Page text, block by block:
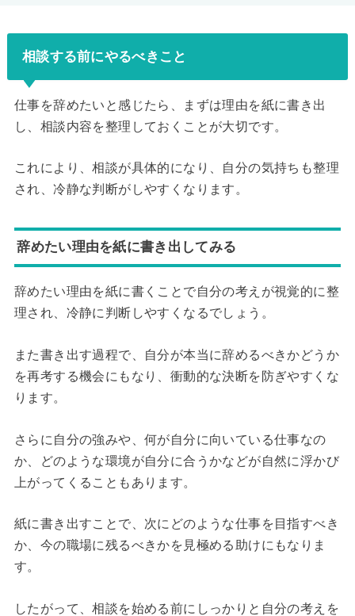
相談する前にやるべきこと
仕事を辞めたいと感じたら、まずは理由を紙に書き出
し、相談内容を整理しておくことが大切です。
これにより、相談が具体的になり、自分の気持ちも整理
され、冷静な判断がしやすくなります。
辞めたい理由を紙に書き出してみる
辞めたい理由を紙に書くことで自分の考えが視覚的に整
理され、冷静に判断しやすくなるでしょう。
また書き出す過程で、自分が本当に辞めるべきかどうか
を再考する機会にもなり、衝動的な決断を防ぎやすくな
ります。
さらに自分の強みや、何が自分に向いている仕事なの
か、どのような環境が自分に合うかなどが自然に浮かび
上がってくることもあります。
紙に書き出すことで、次にどのような仕事を目指すべき
か、今の職場に残るべきかを見極める助けにもなりま
す。
したがって、相談を始める前にしっかりと自分の考えを